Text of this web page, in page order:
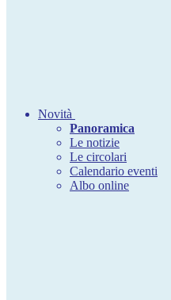
Novità
Panoramica
Le notizie
Le circolari
Calendario eventi
Albo online